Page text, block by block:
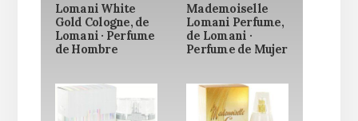
Lomani White
Gold Cologne, de
Lomani · Perfume
de Hombre
Mademoiselle
Lomani Perfume,
de Lomani ·
Perfume de Mujer